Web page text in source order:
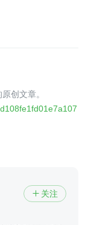
创文章。
 关注